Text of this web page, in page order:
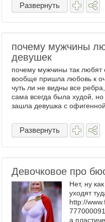
Развернуть
почему мужчины
девушек
почему мужчины так любят
вообще пришла любовь к
чуть ли не видны все
сама всегда была худой,
зашла девушка с офигенной
Развернуть
Девочковое про
Нет, ну
уходят
http://
а